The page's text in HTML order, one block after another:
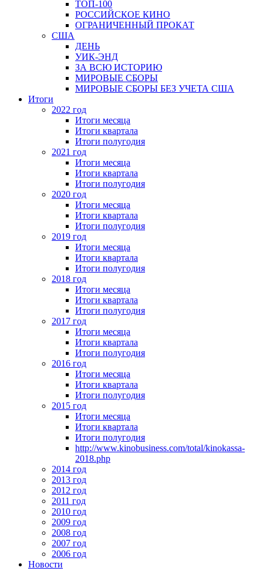
ТОП-100
РОССИЙСКОЕ КИНО
ОГРАНИЧЕННЫЙ ПРОКАТ
США
ДЕНЬ
УИК-ЭНД
ЗА ВСЮ ИСТОРИЮ
МИРОВЫЕ СБОРЫ
МИРОВЫЕ СБОРЫ БЕЗ УЧЕТА США
Итоги
2022 год
Итоги месяца
Итоги квартала
Итоги полугодия
2021 год
Итоги месяца
Итоги квартала
Итоги полугодия
2020 год
Итоги месяца
Итоги квартала
Итоги полугодия
2019 год
Итоги месяца
Итоги квартала
Итоги полугодия
2018 год
Итоги месяца
Итоги квартала
Итоги полугодия
2017 год
Итоги месяца
Итоги квартала
Итоги полугодия
2016 год
Итоги месяца
Итоги квартала
Итоги полугодия
2015 год
Итоги месяца
Итоги квартала
Итоги полугодия
http://www.kinobusiness.com/total/kinokassa-
2018.php
2014 год
2013 год
2012 год
2011 год
2010 год
2009 год
2008 год
2007 год
2006 год
Новости